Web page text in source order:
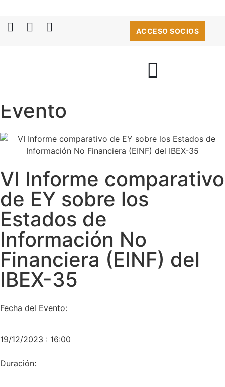
ACCESO SOCIOS
Evento
VI Informe comparativo
de EY sobre los
Estados de
Información No
Financiera (EINF) del
IBEX-35
Fecha del Evento:
19/12/2023 : 16:00
Duración: